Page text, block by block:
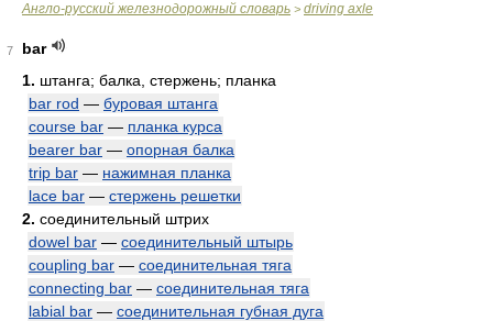
Англо-русский железнодорожный словарь > driving axle
7
bar
1. штанга; балка, стержень; планка
bar rod — буровая штанга
course bar — планка курса
bearer bar — опорная балка
trip bar — нажимная планка
lace bar — стержень решетки
2. соединительный штрих
dowel bar — соединительный штырь
coupling bar — соединительная тяга
connecting bar — соединительная тяга
labial bar — соединительная губная дуга